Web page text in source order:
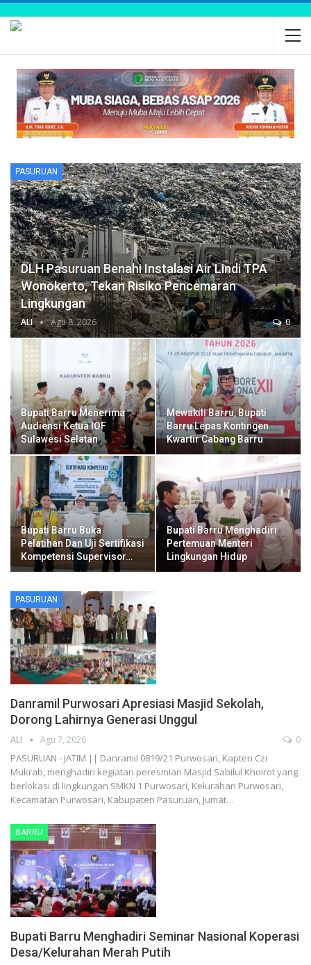
PASURUAN
DLH Pasuruan Benahi Instalasi Air Lindi TPA
Wonokerto, Tekan Risiko Pencemaran
Lingkungan
ALI Agu 8, 2026 0
Bupati Barru Menerima
Audiensi Ketua IOF
Sulawesi Selatan
Mewakili Barru, Bupati
Barru Lepas Kontingen
Kwartir Cabang Barru
Bupati Barru Buka
Pelatihan Dan Uji Sertifikasi
Kompetensi Supervisor…
Bupati Barru Menghadiri
Pertemuan Menteri
Lingkungan Hidup
PASURUAN
Danramil Purwosari Apresiasi Masjid Sekolah,
Dorong Lahirnya Generasi Unggul
ALI Agu 7, 2026 0
PASURUAN - JATIM || Danramil 0819/21 Purwosari, Kapten Czi
Mukrab, menghadiri kegiatan peresmian Masjid Sabilul Khoirot yang
berlokasi di lingkungan SMKN 1 Purwosari, Kelurahan Purwosari,
Kecamatan Purwosari, Kabupaten Pasuruan, Jumat…
BARRU
Bupati Barru Menghadiri Seminar Nasional Koperasi
Desa/Kelurahan Merah Putih